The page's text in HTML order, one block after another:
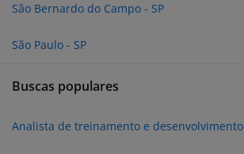
São Bernardo do Campo - SP
São Paulo - SP
Buscas populares
Analista de treinamento e desenvolvimento